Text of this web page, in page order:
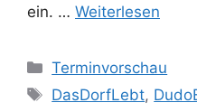
ein. … Weiterlesen
Kategorien
Terminvorschau
Schlagwörter
DasDorfLebt,